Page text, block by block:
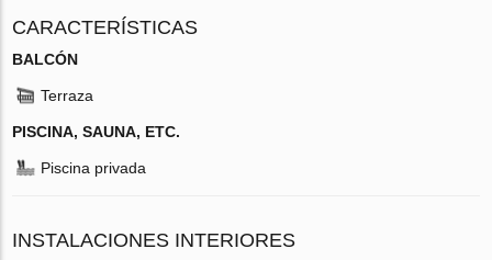
CARACTERÍSTICAS
BALCÓN
Terraza
PISCINA, SAUNA, ETC.
Piscina privada
INSTALACIONES INTERIORES